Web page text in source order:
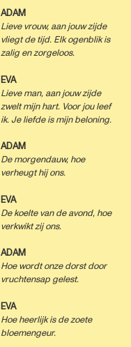
ADAM
Lieve vrouw, aan jouw zijde
vliegt de tijd. Elk ogenblik is
zalig en zorgeloos.
EVA
Lieve man, aan jouw zijde
zwelt mijn hart. Voor jou leef
ik. Je liefde is mijn beloning.
ADAM
De morgendauw, hoe
verheugt hij ons.
EVA
De koelte van de avond, hoe
verkwikt zij ons.
ADAM
Hoe wordt onze dorst door
vruchtensap gelest.
EVA
Hoe heerlijk is de zoete
bloemengeur.